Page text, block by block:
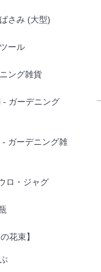
さみ (大型)
ール
ング雑貨
- ガーデニング
- ガーデニング雑
ロ・ジャグ
花束】